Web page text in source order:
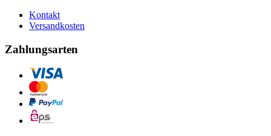
Kontakt
Versandkosten
Zahlungsarten